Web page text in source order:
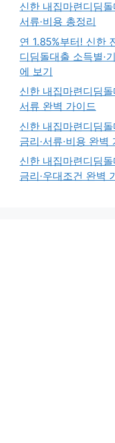
신한 내집마련디딤
서류·비용 총정리
연 1.85%부터! 신한
디딤돌대출 소득별·
에 보기
신한 내집마련디딤돌
서류 완벽 가이드
신한 내집마련디딤
금리·서류·비용 완벽
신한 내집마련디딤
금리·우대조건 완벽